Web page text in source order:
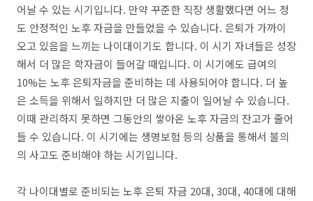
어날 수 있는 시기입니다. 만약 꾸준한 직장 생활했다면 어느 정
도 안정적인 노후 자금을 만들었을 수 있습니다. 은퇴가 가까이
오고 있음을 느끼는 나이대이기도 합니다. 이 시기 자녀들은 성장
해서 더 많은 학자금이 들어갈 때입니다. 이 시기에도 급여의
10%는 노후 은퇴자금을 준비하는 데 사용되어야 합니다. 더 높
은 소득을 위해서 일하지만 더 많은 지출이 일어날 수 있습니다.
이때 관리하지 못하면 그동안의 쌓아온 노후 자금의 잔고가 줄어
들 수 있습니다. 이 시기에는 생명보험 등의 상품을 통해서 불의
의 사고도 준비해야 하는 시기입니다.
각 나이대별로 준비되는 노후 은퇴 자금 20대, 30대, 40대에 대해